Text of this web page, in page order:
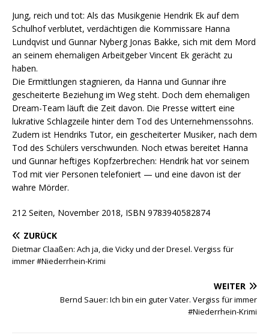
Jung, reich und tot: Als das Musikgenie Hendrik Ek auf dem
Schulhof verblutet, verdächtigen die Kommissare Hanna
Lundqvist und Gunnar Nyberg Jonas Bakke, sich mit dem Mord
an seinem ehemaligen Arbeitgeber Vincent Ek gerächt zu
haben.
Die Ermittlungen stagnieren, da Hanna und Gunnar ihre
gescheiterte Beziehung im Weg steht. Doch dem ehemaligen
Dream-Team läuft die Zeit davon. Die Presse wittert eine
lukrative Schlagzeile hinter dem Tod des Unternehmenssohns.
Zudem ist Hendriks Tutor, ein gescheiterter Musiker, nach dem
Tod des Schülers verschwunden. Noch etwas bereitet Hanna
und Gunnar heftiges Kopfzerbrechen: Hendrik hat vor seinem
Tod mit vier Personen telefoniert — und eine davon ist der
wahre Mörder.
212 Seiten, November 2018, ISBN 9783940582874
ZURÜCK
Dietmar Claaßen: Ach ja, die Vicky und der Dresel. Vergiss für
immer #Niederrhein-Krimi
WEITER
Bernd Sauer: Ich bin ein guter Vater. Vergiss für immer
#Niederrhein-Krimi